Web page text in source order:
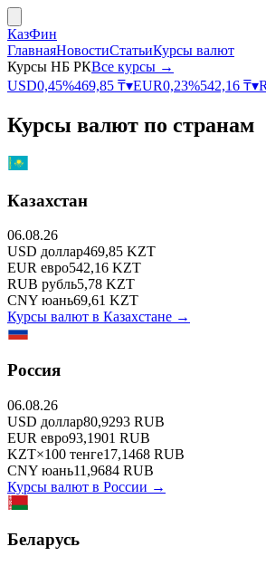
КазФин
ГлавнаяНовостиСтатьиКурсы валют
Курсы НБ РКВсе курсы →
USD0,45%469,85 ₸▾EUR0,23%542,16 ₸▾
Курсы валют по странам
Казахстан
06.08.26
USD доллар469,85 KZT
EUR евро542,16 KZT
RUB рубль5,78 KZT
CNY юань69,61 KZT
Курсы валют в Казахстане →
Россия
06.08.26
USD доллар80,9293 RUB
EUR евро93,1901 RUB
KZT×100 тенге17,1468 RUB
CNY юань11,9684 RUB
Курсы валют в России →
Беларусь